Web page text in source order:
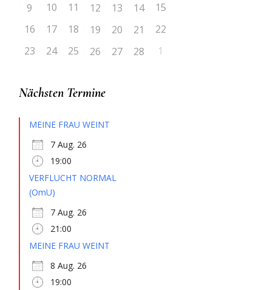
9
10 11 12 13 14
15
16
17 18 19 20 21
22
23
24 25 26 27 28 1
Nächsten Termine
MEINE FRAU WEINT
7 Aug. 26
19:00
VERFLUCHT NORMAL
(OmU)
7 Aug. 26
21:00
MEINE FRAU WEINT
8 Aug. 26
19:00